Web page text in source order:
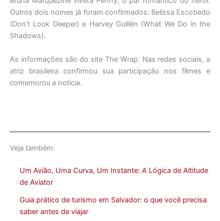
Outros dois nomes já foram confirmados: Belissa Escobedo
(Don’t Look Deeper) e Harvey Guillén (What We Do in the
Shadows).
As informações são do site The Wrap. Nas redes sociais, a
atriz brasileira confirmou sua participação nos filmes e
comemorou a notícia.
Veja também:
Um Avião, Uma Curva, Um Instante: A Lógica de Altitude
de Aviator
Guia prático de turismo em Salvador: o que você precisa
saber antes de viajar